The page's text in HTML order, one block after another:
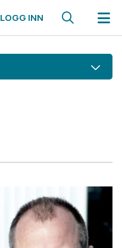
LOGG INN